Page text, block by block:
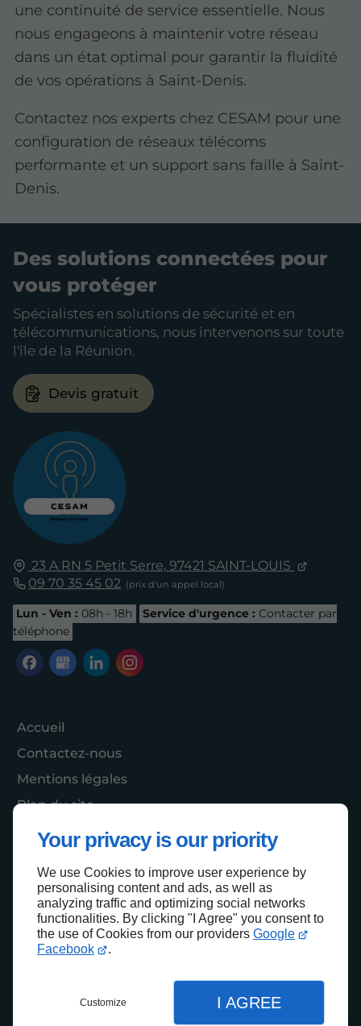
Your privacy is our priority
We use Cookies to improve user experience by
personalising content and ads, as well as
analyzing traffic and optimizing social networks
functionalities. By clicking "I Agree" you consent to
the use of Cookies from our providers Google
Facebook
.
Customize I AGREE
une continuité de service essentielle. Nous
nous engageons à maintenir votre réseau
dans un état optimal pour garantir la fluidité
de vos opérations à Saint-Denis.
Contactez nos experts chez CESAM pour une
configuration de réseaux télécoms
performante et un support sans faille à Saint-
Denis.
23 A RN 5 Petit Serre, 97421 SAINT-LOUIS
09 70 35 45 02
Lun - Ven : 08h - 18h Service d'urgence : Contacter par
téléphone
Accueil
Contactez-nous
Mentions légales
Plan du site
Des solutions connectées pour
vous protéger
Spécialistes en solutions de sécurité et en
télécommunications, nous intervenons sur toute
l'île de la Réunion.
Devis gratuit
Haut de page